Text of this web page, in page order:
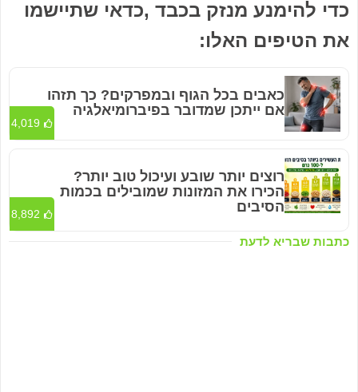
כדי להימנע מנזק בכבד ,כדאי שתיישמו
את הטיפים האלו:
כתבות שבריא לדעת
כאבים בכל הגוף ובמפרקים? כך תזהו
אם ייתכן שמדובר בפיברומיאלגיה
4,019
רוצים יותר שובע ועיכול טוב יותר?
הכירו את המזונות שמובילים בכמות
הסיבים
8,892